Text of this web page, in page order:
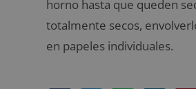
horno hasta que queden
totalmente secos,
en papeles individuales.